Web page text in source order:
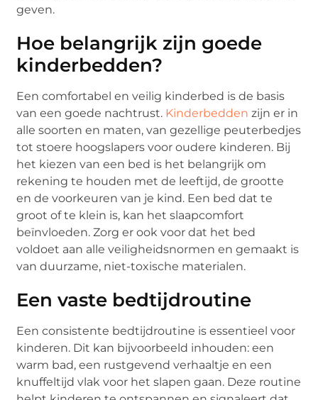
geven.
Hoe belangrijk zijn goede
kinderbedden?
Een comfortabel en veilig kinderbed is de basis
van een goede nachtrust. Kinderbedden zijn er in
alle soorten en maten, van gezellige peuterbedjes
tot stoere hoogslapers voor oudere kinderen. Bij
het kiezen van een bed is het belangrijk om
rekening te houden met de leeftijd, de grootte
en de voorkeuren van je kind. Een bed dat te
groot of te klein is, kan het slaapcomfort
beïnvloeden. Zorg er ook voor dat het bed
voldoet aan alle veiligheidsnormen en gemaakt is
van duurzame, niet-toxische materialen.
Een vaste bedtijdroutine
Een consistente bedtijdroutine is essentieel voor
kinderen. Dit kan bijvoorbeeld inhouden: een
warm bad, een rustgevend verhaaltje en een
knuffeltijd vlak voor het slapen gaan. Deze routine